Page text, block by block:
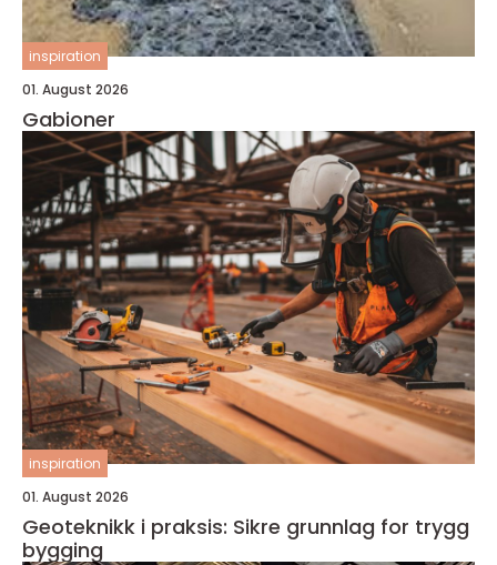
inspiration
01. August 2026
Gabioner
inspiration
01. August 2026
Geoteknikk i praksis: Sikre grunnlag for trygg
bygging